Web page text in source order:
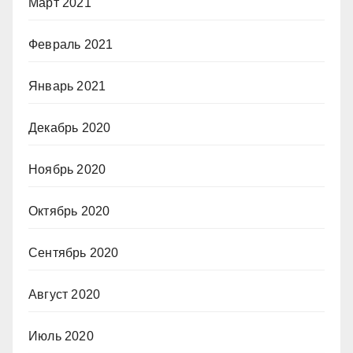
Март 2021
Февраль 2021
Январь 2021
Декабрь 2020
Ноябрь 2020
Октябрь 2020
Сентябрь 2020
Август 2020
Июль 2020